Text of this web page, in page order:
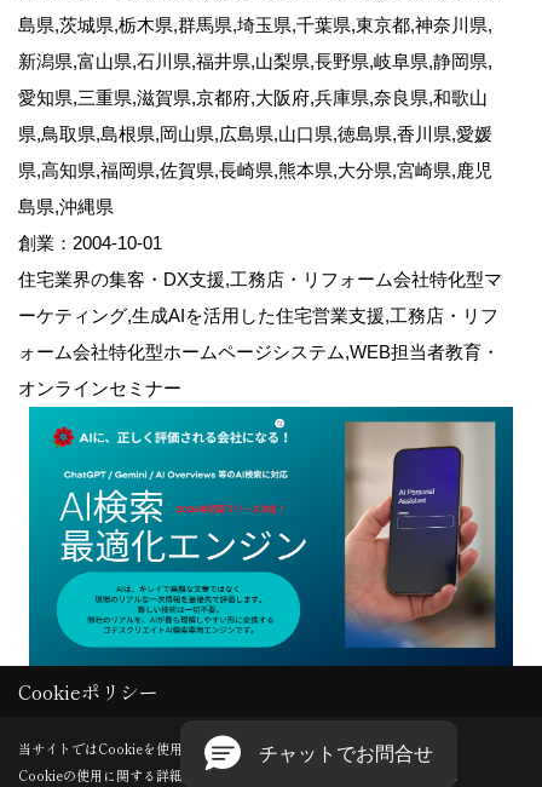
島県,茨城県,栃木県,群馬県,埼玉県,千葉県,東京都,神奈川県,
新潟県,富山県,石川県,福井県,山梨県,長野県,岐阜県,静岡県,
愛知県,三重県,滋賀県,京都府,大阪府,兵庫県,奈良県,和歌山
県,鳥取県,島根県,岡山県,広島県,山口県,徳島県,香川県,愛媛
県,高知県,福岡県,佐賀県,長崎県,熊本県,大分県,宮崎県,鹿児
島県,沖縄県
創業：2004-10-01
住宅業界の集客・DX支援,工務店・リフォーム会社特化型マ
ーケティング,生成AIを活用した住宅営業支援,工務店・リフ
ォーム会社特化型ホームページシステム,WEB担当者教育・
オンラインセミナー
Copyright (c) GODDESS CREATE. All Rights Reserved.
Produced byゴデスクリエイト
Cookieポリシー
当サイトではCookieを使用します。
Cookieの使用に関する詳細は 「プライバシーポリシー 」をご覧ください。